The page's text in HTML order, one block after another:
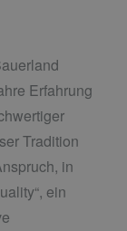
Erfahrung
Tradition
in
ein